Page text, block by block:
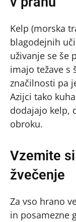
Kelp (morska
blagodejnih
uživanje se še
imajo težave s
značilnosti pa
Azijci tako
dodajajo kelp,
obroku.
Vzemite
žvečenje
Za vso hrano
in posamezne